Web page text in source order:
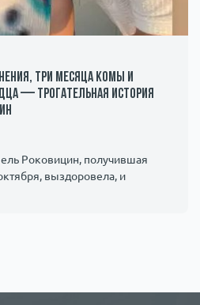
три месяца комы и
— трогательная история
Роковицин, получившая
выздоровела, и